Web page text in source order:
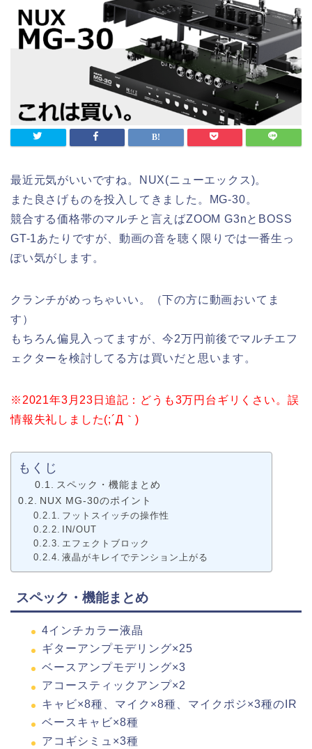
最近元気がいいですね。NUX(ニューエックス)。
また良さげものを投入してきました。MG-30。
競合する価格帯のマルチと言えばZOOM G3nとBOSS
GT-1あたりですが、動画の音を聴く限りでは一番生っ
ぽい気がします。
クランチがめっちゃいい。（下の方に動画おいてま
す）
もちろん偏見入ってますが、今2万円前後でマルチエフ
ェクターを検討してる方は買いだと思います。
※2021年3月23日追記：どうも3万円台ギリくさい。誤
情報失礼しました(;´Д｀)
もくじ
スペック・機能まとめ
NUX MG-30のポイント
フットスイッチの操作性
IN/OUT
エフェクトブロック
液晶がキレイでテンション上がる
スペック・機能まとめ
4インチカラー液晶
ギターアンプモデリング×25
ベースアンプモデリング×3
アコースティックアンプ×2
キャビ×8種、マイク×8種、マイクポジ×3種のIR
ベースキャビ×8種
アコギシミュ×3種